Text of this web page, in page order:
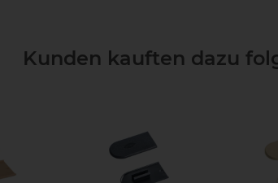
Kunden kauften dazu